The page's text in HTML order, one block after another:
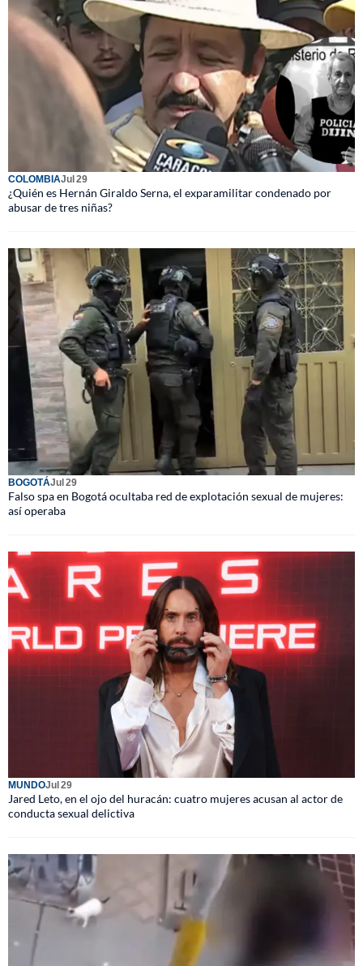
COLOMBIAJul 29
¿Quién es Hernán Giraldo Serna, el exparamilitar condenado por
abusar de tres niñas?
BOGOTÁJul 29
Falso spa en Bogotá ocultaba red de explotación sexual de mujeres:
así operaba
MUNDOJul 29
Jared Leto, en el ojo del huracán: cuatro mujeres acusan al actor de
conducta sexual delictiva